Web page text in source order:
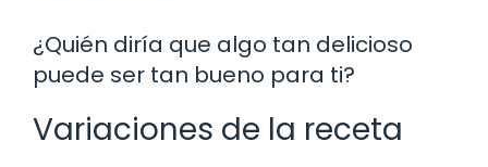
¿Quién diría que algo tan delicioso
puede ser tan bueno para ti?
Variaciones de la receta